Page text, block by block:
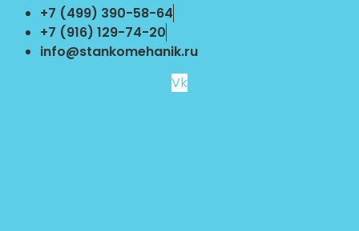
Перейти
содержимому
+7 (499) 390-58-64
+7 (916) 129-74-20
info@stankomehanik.ru
Vk